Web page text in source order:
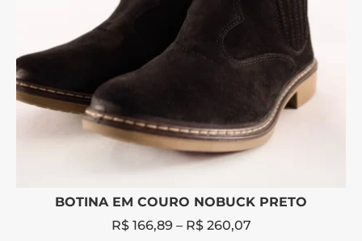
BOTINA EM COURO NOBUCK PRETO
R$166,89 – R$260,07